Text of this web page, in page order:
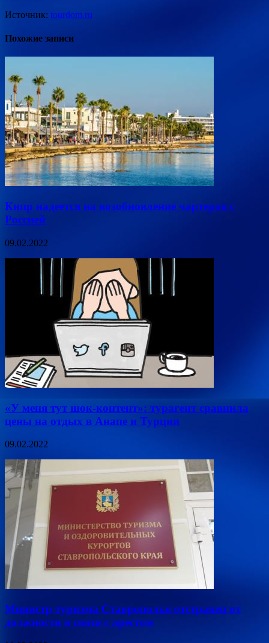
Источник: tourdom.ru
Похожие записи
Кипр надеется на возобновление чартеров с
Россией
09.02.2022
«У меня тут шок-контент»: турагент сравнила
цены на отдых в Анапе и Турции
09.02.2022
Министр туризма Ставрополья отстранен от
должности в связи с арестом